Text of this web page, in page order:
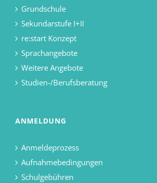
Grundschule
Sekundarstufe I+II
re:start Konzept
Sprachangebote
Weitere Angebote
Studien-/Berufsberatung
ANMELDUNG
Anmeldeprozess
Aufnahmebedingungen
Schulgebühren